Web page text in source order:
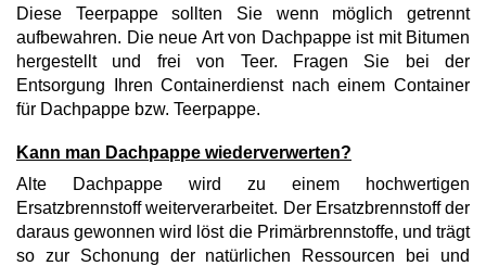
Diese Teerpappe sollten Sie wenn möglich getrennt
aufbewahren. Die neue Art von Dachpappe ist mit Bitumen
hergestellt und frei von Teer. Fragen Sie bei der
Entsorgung Ihren Containerdienst nach einem Container
für Dachpappe bzw. Teerpappe.
Kann man Dachpappe wiederverwerten?
Alte Dachpappe wird zu einem hochwertigen
Ersatzbrennstoff weiterverarbeitet. Der Ersatzbrennstoff der
daraus gewonnen wird löst die Primärbrennstoffe, und trägt
so zur Schonung der natürlichen Ressourcen bei und